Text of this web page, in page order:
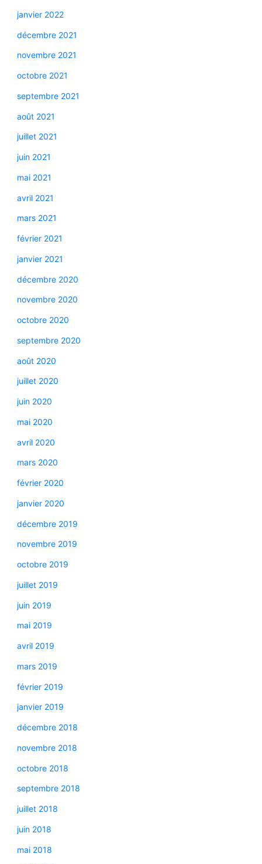
janvier 2022
décembre 2021
novembre 2021
octobre 2021
septembre 2021
août 2021
juillet 2021
juin 2021
mai 2021
avril 2021
mars 2021
février 2021
janvier 2021
décembre 2020
novembre 2020
octobre 2020
septembre 2020
août 2020
juillet 2020
juin 2020
mai 2020
avril 2020
mars 2020
février 2020
janvier 2020
décembre 2019
novembre 2019
octobre 2019
juillet 2019
juin 2019
mai 2019
avril 2019
mars 2019
février 2019
janvier 2019
décembre 2018
novembre 2018
octobre 2018
septembre 2018
juillet 2018
juin 2018
mai 2018